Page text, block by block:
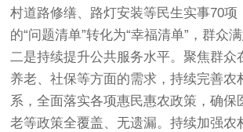
村道路修缮、路灯安装等民生实事70项
的“问题清单”转化为“幸福清单”，群众
二是持续提升公共服务水平。聚焦群众
养老、社保等方面的需求，持续完善农
系，全面落实各项惠民惠农政策，确保
老等政策全覆盖、无遗漏。持续加强农